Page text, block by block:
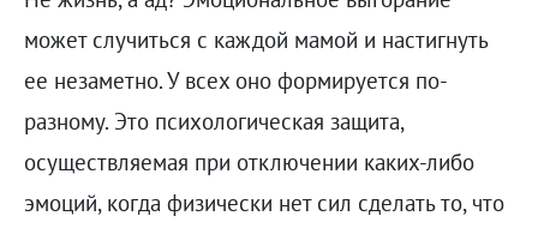
может случиться с каждой мамой и настигнуть
ее незаметно. У всех оно формируется по-
разному. Это психологическая защита,
осуществляемая при отключении каких-либо
эмоций, когда физически нет сил сделать то, что